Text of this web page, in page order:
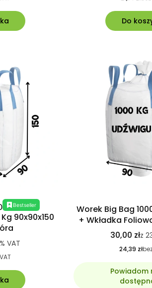
Do
Bestseller
90x90x150
VAT
Worek Big Bag
+ Wkładka
30,00 złz
24,39 zł
Powiadom